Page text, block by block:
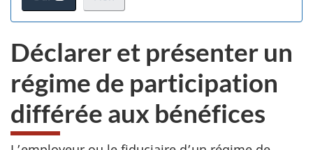
au
je
pas
participer
au
sondage
du
.
Déclarer et présenter un
régime de participation
différée aux bénéfices